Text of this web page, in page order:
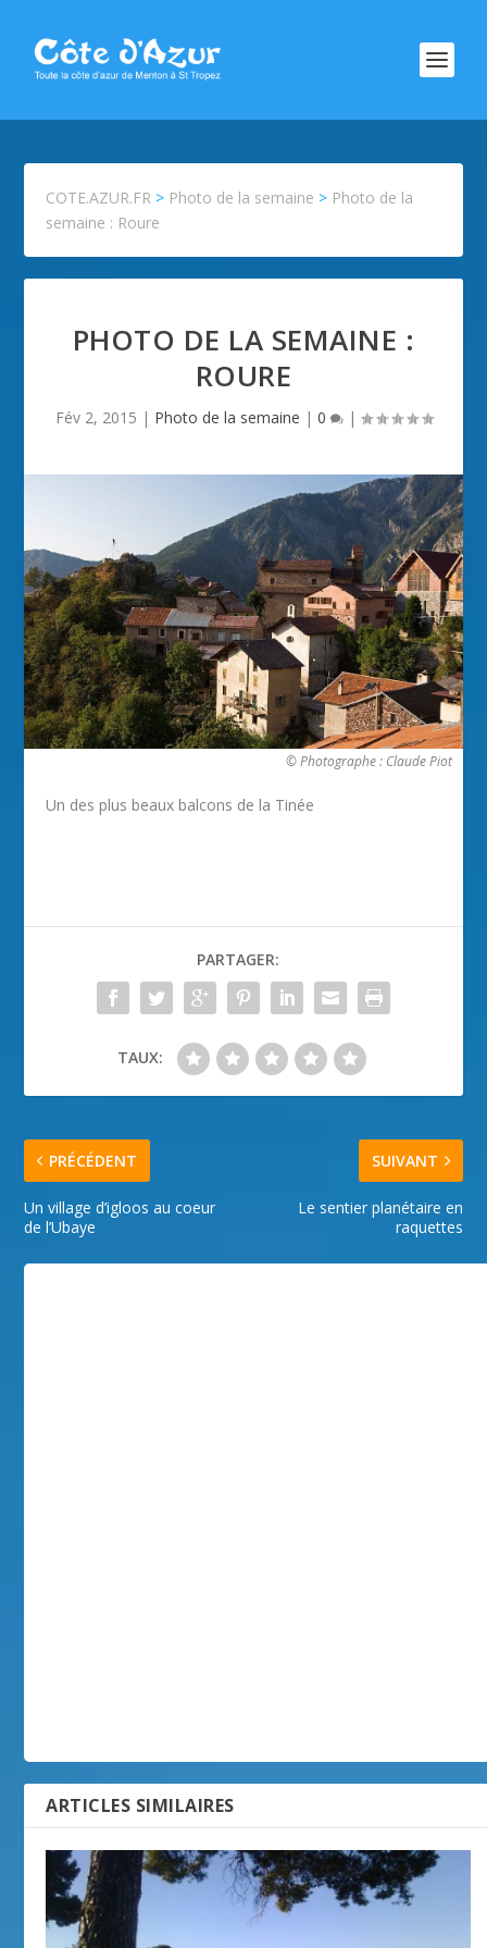
COTE.AZUR.FR > Photo de la semaine > Photo de la
semaine : Roure
PHOTO DE LA SEMAINE :
ROURE
Fév 2, 2015 | Photo de la semaine | 0 |
© Photographe : Claude Piot
Un des plus beaux balcons de la Tinée
PARTAGER:
TAUX:
PRÉCÉDENT
Un village d’igloos au coeur
de l’Ubaye
SUIVANT
Le sentier planétaire en
raquettes
ARTICLES SIMILAIRES